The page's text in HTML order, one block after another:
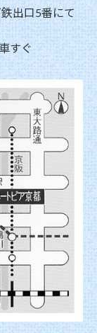
出口5番にて
すぐ